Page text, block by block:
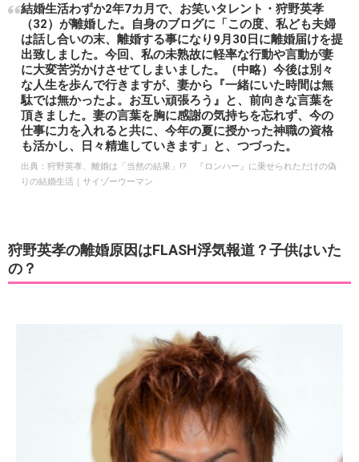
結婚生活わずか2年7カ月で、お笑いタレント・狩野英孝
（32）が離婚した。自身のブログに「この度、私ども夫婦
は話し合いの末、離婚する事になり9月30日に離婚届けを提
出致しました。今回、私の未熟故に軽率な行動や言動が妻
に大変苦労かけさせてしまいました。（中略）今後は別々
な人生を歩んで行きますが、妻から『一緒にいた時間は無
駄では無かったよ。お互い頑張ろう』と、前向きな言葉を
頂きました。妻の言葉を胸に感謝の気持ちを忘れず、今の
仕事に力を入れると共に、今年の夏に授かった神職の資格
も活かし、日々精進していきます」と、つづった。
出典： 狩野英孝、離婚は「当然の結果」!? 『ロンハー』に乗せられただけの偽
りの結婚生活｜サイゾーウーマン
狩野英孝の離婚原因はFLASH浮気報道？子供はいた
の？